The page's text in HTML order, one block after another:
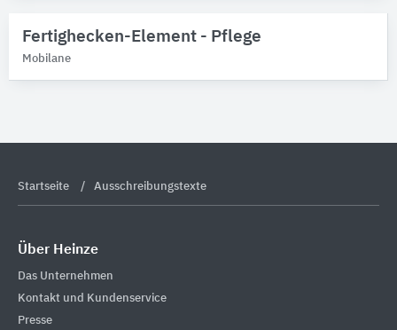
Fertighecken-Element - Pflege
Mobilane
Startseite Ausschreibungstexte
Über Heinze
Das Unternehmen
Kontakt und Kundenservice
Presse